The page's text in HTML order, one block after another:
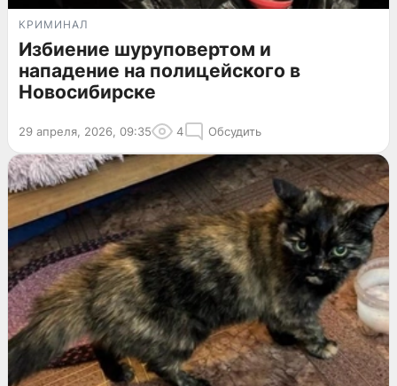
КРИМИНАЛ
Избиение шуруповертом и
нападение на полицейского в
Новосибирске
29 апреля, 2026, 09:35 4 Обсудить